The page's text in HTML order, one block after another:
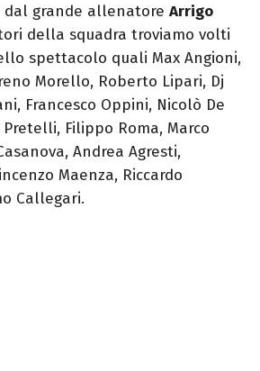
dal grande allenatore Arrigo
della squadra troviamo volti
spettacolo quali Max Angioni,
Morello, Roberto Lipari, Dj
Francesco Oppini, Nicolò De
Filippo Roma, Marco
Andrea Agresti,
Maenza, Riccardo
Callegari.